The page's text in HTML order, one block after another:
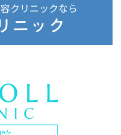
クリニックなら
ニック